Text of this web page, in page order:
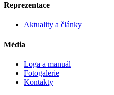
Reprezentace
Aktuality a články
Média
Loga a manuál
Fotogalerie
Kontakty